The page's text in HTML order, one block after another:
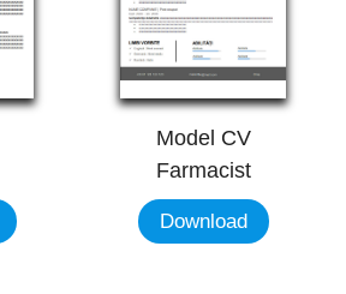
Model CV
Farmacist
Download